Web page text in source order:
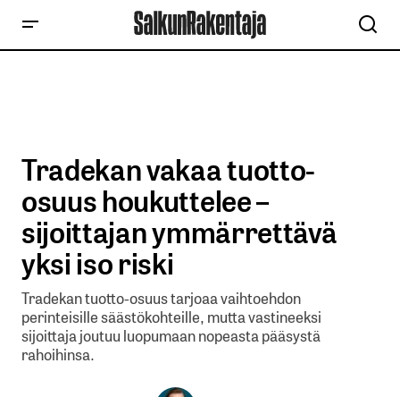
Tradekan vakaa tuotto-
osuus houkuttelee –
sijoittajan ymmärrettävä
yksi iso riski
Tradekan tuotto-osuus tarjoaa vaihtoehdon
perinteisille säästökohteille, mutta vastineeksi
sijoittaja joutuu luopumaan nopeasta pääsystä
rahoihinsa.